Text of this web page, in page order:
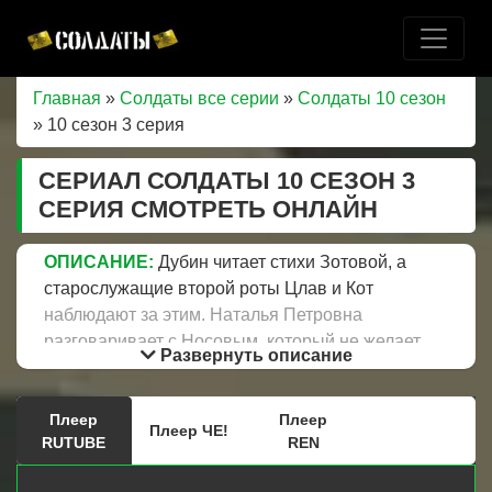
Главная » Солдаты все серии » Солдаты 10 сезон
» 10 сезон 3 серия
СЕРИАЛ СОЛДАТЫ 10 СЕЗОН 3
СЕРИЯ СМОТРЕТЬ ОНЛАЙН
ОПИСАНИЕ: Дубин читает стихи Зотовой, а
старослужащие второй роты Цлав и Кот
наблюдают за этим. Наталья Петровна
разговаривает с Носовым, который не желает
больше общаться с ней, девушка чувствует себя
виноватой, они разговаривают на плацу, после
этого разговора Наташа плачет. Куренков
замечает их разговор через окно в своем
Развернуть описание
Плеер
RUTUBE
Плеер ЧЕ!
Плеер
REN